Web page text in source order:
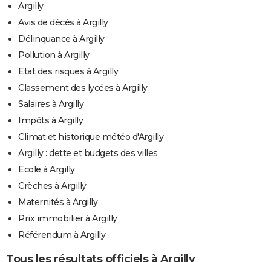
Argilly
Avis de décès à Argilly
Délinquance à Argilly
Pollution à Argilly
Etat des risques à Argilly
Classement des lycées à Argilly
Salaires à Argilly
Impôts à Argilly
Climat et historique météo d'Argilly
Argilly : dette et budgets des villes
Ecole à Argilly
Crèches à Argilly
Maternités à Argilly
Prix immobilier à Argilly
Référendum à Argilly
Tous les résultats officiels à Argilly